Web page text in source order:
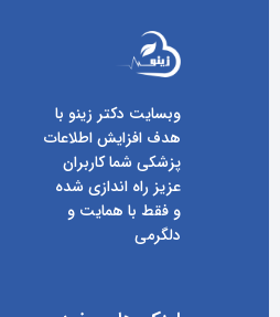
وبسایت دکتر زینو با
هدف افزایش اطلاعات
پزشکی شما کاربران
عزیز راه اندازی شده
و فقط با همایت و
دلگرمی